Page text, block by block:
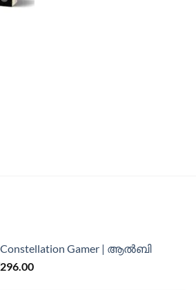
Constellation Gamer | ആൽബി
296.00